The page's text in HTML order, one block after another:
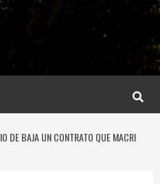
DE BAJA UN CONTRATO QUE MACRI